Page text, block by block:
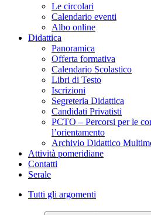
Le circolari
Calendario eventi
Albo online
Didattica
Panoramica
Offerta formativa
Calendario Scolastico
Libri di Testo
Iscrizioni
Segreteria Didattica
Candidati Privatisti
PCTO – Percorsi per le
l’orientamento
Archivio Didattico
Attività pomeridiane
Contatti
Serale
Tutti gli argomenti